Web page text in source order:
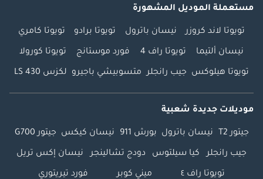
مستعملة الموديل المشهورة
تويوتا لاند كروزر نيسان باترول تويوتا برادو تويوتا كامري
نيسان ألتيما تويوتا راف 4 فورد موستانج تويوتا كورولا
تويوتا هيلوكس جيب رانجلر متسوبيشي باجيرو لكزس LS 430
موديلات جديدة شعبية
جيتور T2 نيسان باترول بورش 911 نيسان كيكس جيتور G700
جيب رانجلر كيا سيلتوس دودج تشالينجر نيسان إكس تريل
تويوتا راف ٤ ميني كوبر فورد تيريتوري